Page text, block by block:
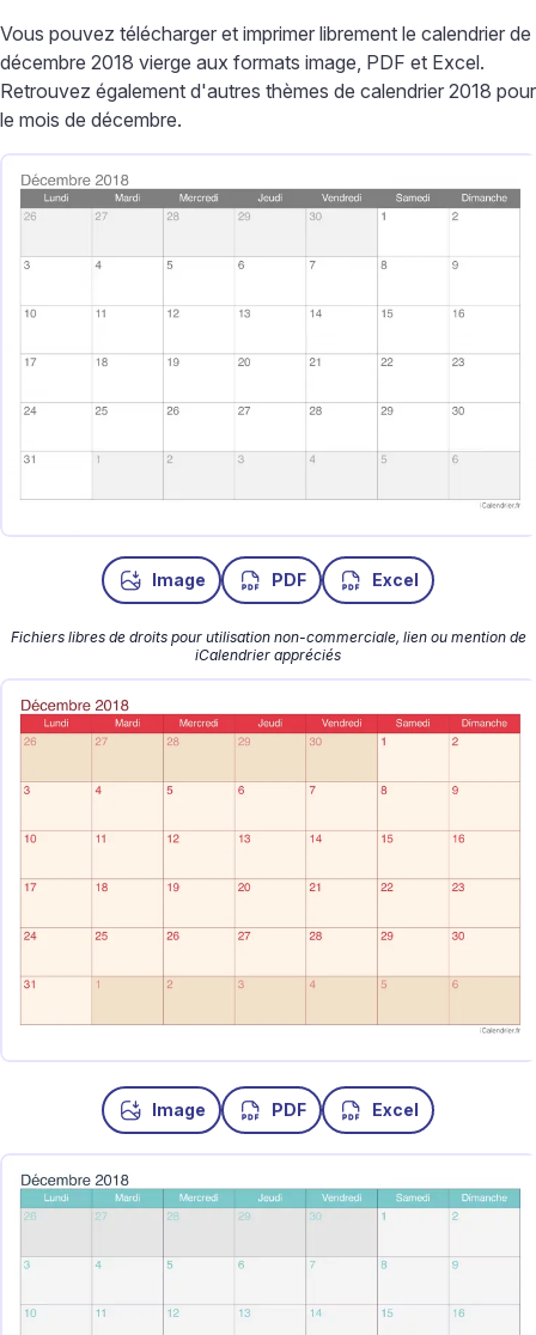
Vous pouvez télécharger et imprimer librement le calendrier de
décembre 2018 vierge aux formats image, PDF et Excel.
Retrouvez également d'autres thèmes de calendrier 2018 pour
le mois de décembre.
Image PDF Excel
Fichiers libres de droits pour utilisation non-commerciale, lien ou mention de
iCalendrier appréciés
Image PDF Excel